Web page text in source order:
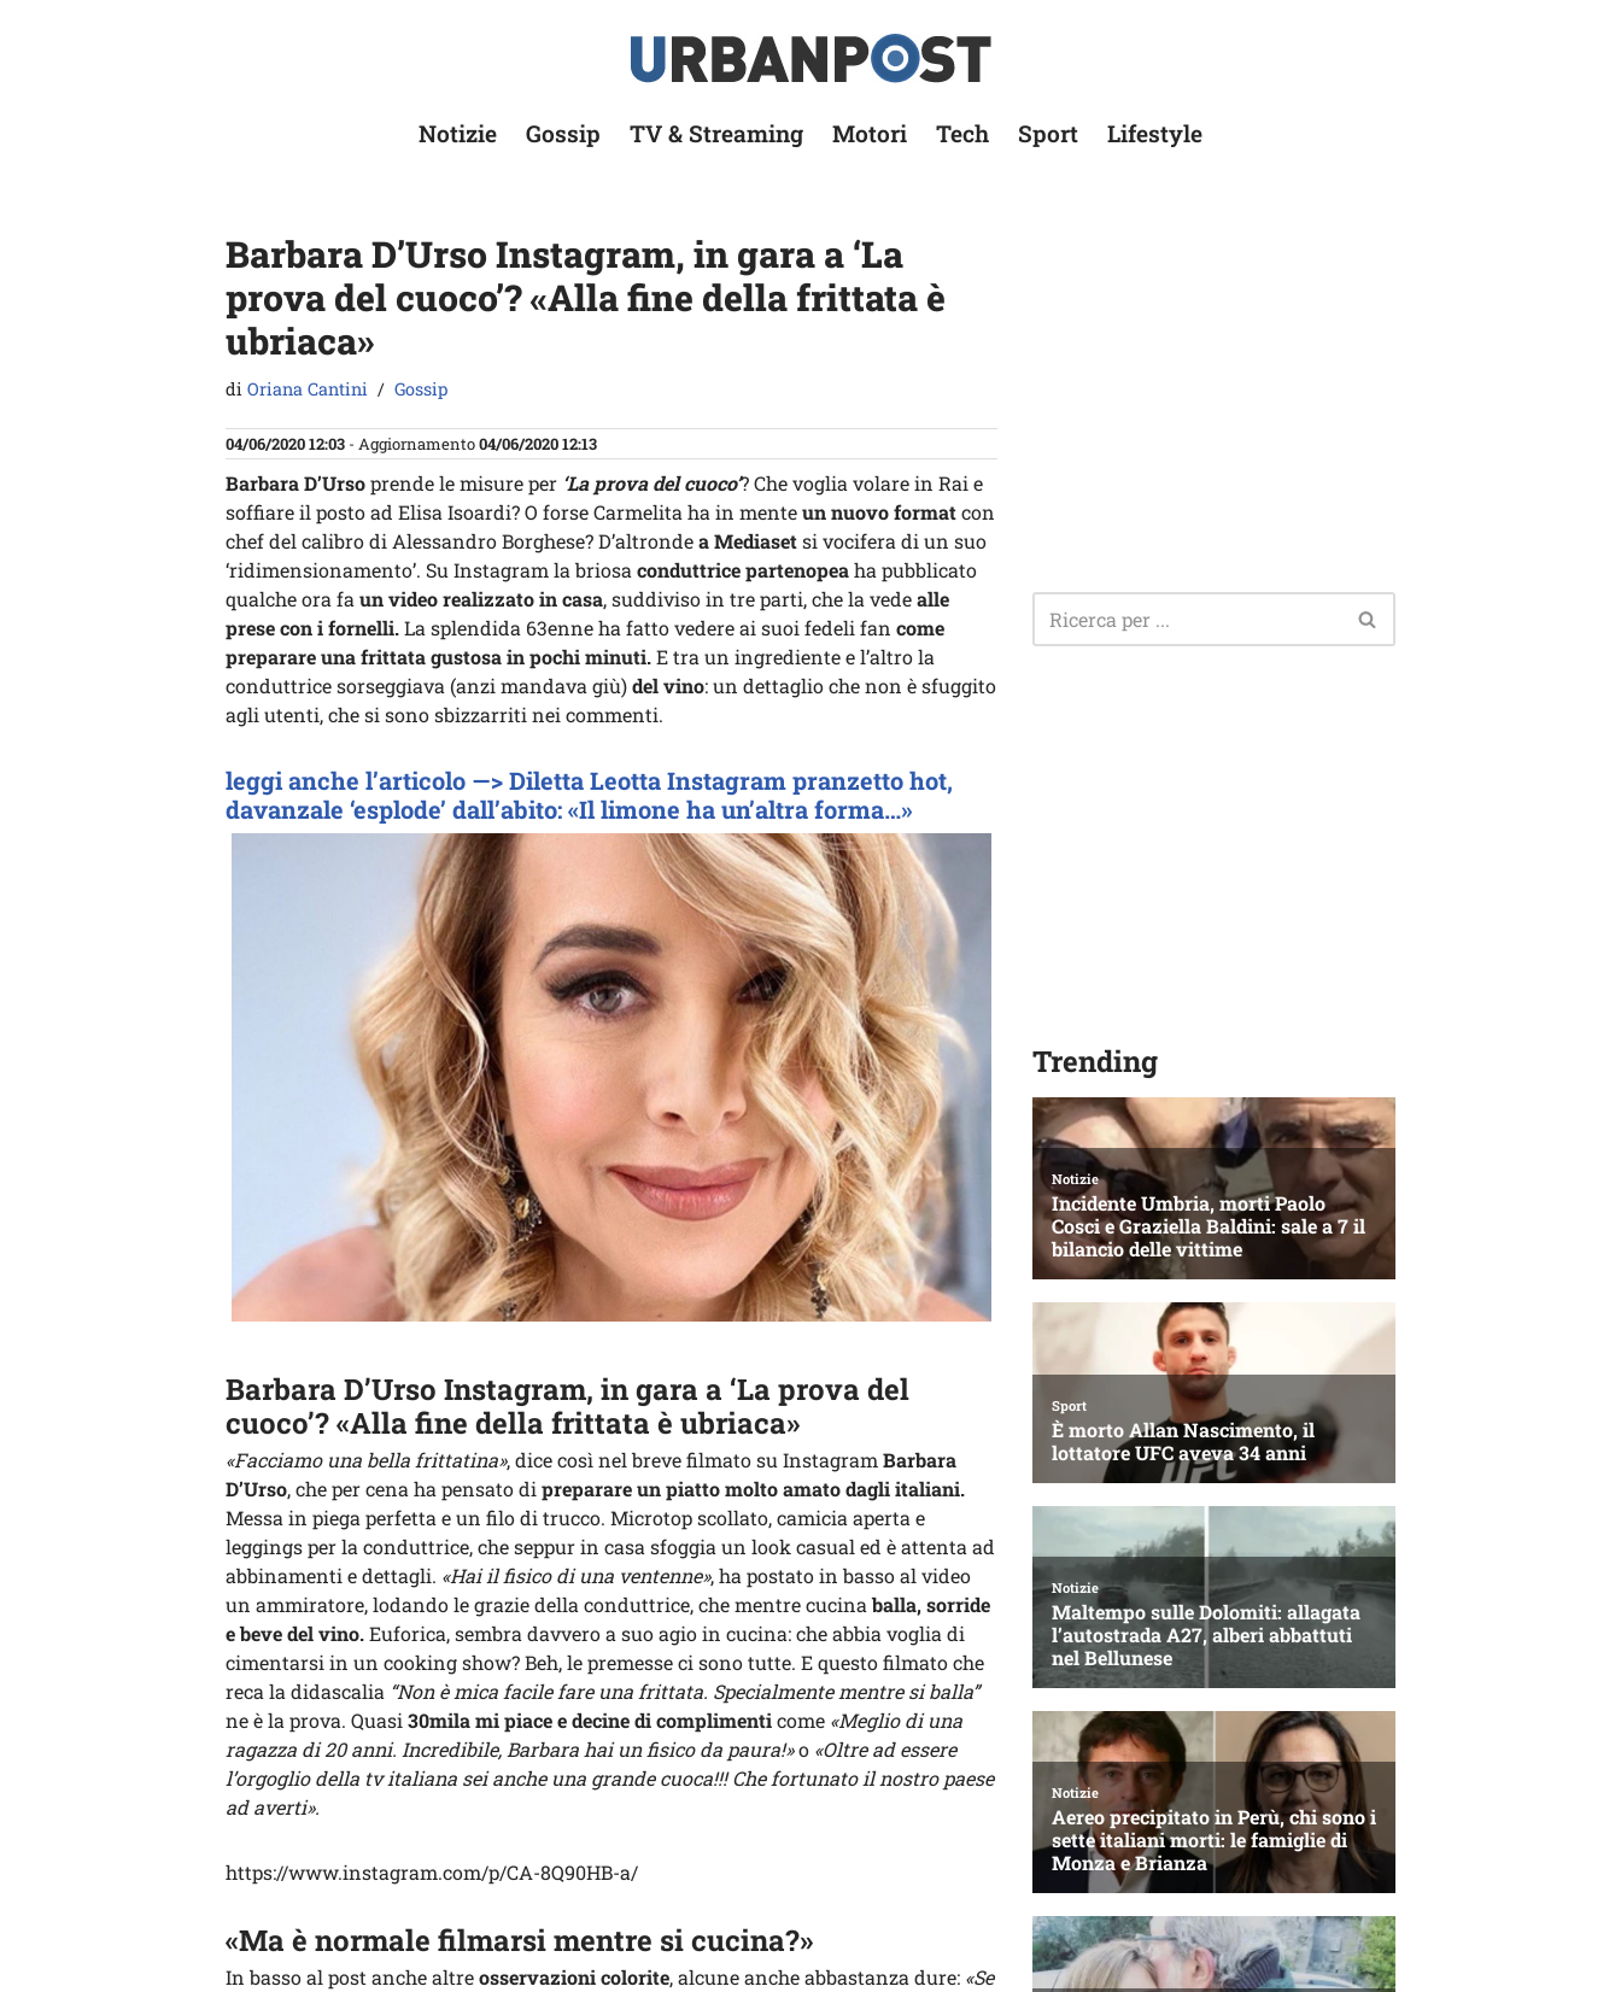
Notizie Gossip TV & Streaming Motori Tech Sport Lifestyle
Barbara D’Urso Instagram, in gara a ‘La
prova del cuoco’? «Alla fine della frittata è
ubriaca»
di Oriana Cantini Gossip
04/06/2020 12:03 - Aggiornamento04/06/2020 12:13
Barbara D’Ursoprende le misure per ‘La prova del cuoco’? Che voglia volare in Rai e
soffiare il posto ad Elisa Isoardi? O forse Carmelita ha in menteun nuovo formatcon
chef del calibro di Alessandro Borghese? D’altrondea Mediasetsi vocifera di un suo
‘ridimensionamento’. Su Instagram la briosa conduttrice partenopeaha pubblicato
qualche ora fa un video realizzato in casa, suddiviso in tre parti, che la vedealle
prese con i fornelli.La splendida 63enne ha fatto vedere ai suoi fedeli fan come
preparare una frittata gustosa in pochi minuti.E tra un ingrediente e l’altro la
conduttrice sorseggiava (anzi mandava giù)del vino: un dettaglio che non è sfuggito
agli utenti, che si sono sbizzarriti nei commenti.
leggi anche l’articolo —> Diletta Leotta Instagram pranzetto hot,
davanzale ‘esplode’ dall’abito: «Il limone ha un’altra forma…»
Barbara D’Urso Instagram, in gara a ‘La prova del
cuoco’? «Alla fine della frittata è ubriaca»
«Facciamo una bella frittatina», dice così nel breve filmato su InstagramBarbara
D’Urso, che per cena ha pensato dipreparare un piatto molto amato dagli italiani.
Messa in piega perfetta e un filo di trucco. Microtop scollato, camicia aperta e
leggings per la conduttrice, che seppur in casa sfoggia un look casual ed è attenta ad
abbinamenti e dettagli. «Hai il fisico di una ventenne», ha postato in basso al video
un ammiratore, lodando le grazie della conduttrice, che mentre cucinaballa, sorride
e beve del vino.Euforica, sembra davvero a suo agio in cucina: che abbia voglia di
cimentarsi in un cooking show? Beh, le premesse ci sono tutte. E questo filmato che
reca la didascalia “Non è mica facile fare una frittata. Specialmente mentre si balla”
ne è la prova. Quasi30mila mi piace e decine di complimenticome «Meglio di una
ragazza di 20 anni. Incredibile, Barbara hai un fisico da paura!»o «Oltre ad essere
l’orgoglio della tv italiana sei anche una grande cuoca!!! Che fortunato il nostro paese
ad averti».
https://www.instagram.com/p/CA-8Q90HB-a/
«Ma è normale filmarsi mentre si cucina?»
In basso al post anche altreosservazioni colorite, alcune anche abbastanza dure: «Se
Trending